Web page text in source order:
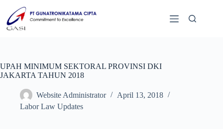
UPAH MINIMUM SEKTORAL PROVINSI DKI
JAKARTA TAHUN 2018
Website Administrator
April 13, 2018
Labor Law Updates